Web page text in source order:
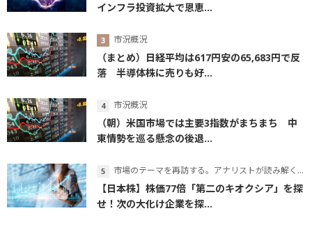
インフラ投資拡大で恩恵...
市況概況
（まとめ）日経平均は617円安の65,683円で反
落 半導体株に売りも好...
市況概況
（朝）米国市場では主要3指数がまちまち 中
東情勢を巡る懸念の後退...
市場のテーマを再訪する。アナリストが読み解くテーマの本質
【日本株】株価77倍「第二のキオクシア」を探
せ！次の大化け企業を探...